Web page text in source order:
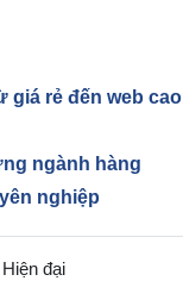
giá rẻ đến web cao
ngành hàng
nghiệp
đại